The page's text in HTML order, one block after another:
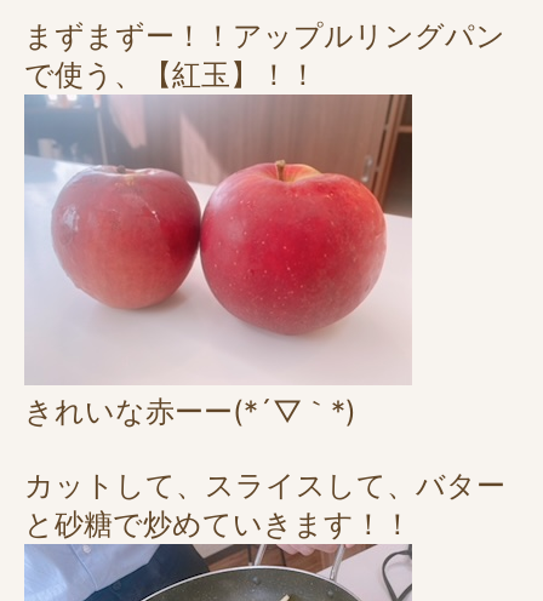
まずまずー！！アップルリングパン
で使う、【紅玉】！！
きれいな赤ーー(*´▽｀*)
カットして、スライスして、バター
と砂糖で炒めていきます！！